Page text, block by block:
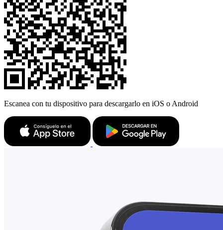
Escanea con tu dispositivo para descargarlo en iOS o Android